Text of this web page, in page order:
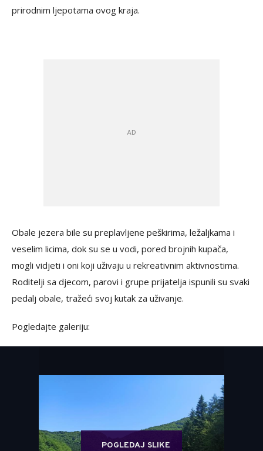
prirodnim ljepotama ovog kraja.
Obale jezera bile su preplavljene peškirima, ležaljkama i
veselim licima, dok su se u vodi, pored brojnih kupača,
mogli vidjeti i oni koji uživaju u rekreativnim aktivnostima.
Roditelji sa djecom, parovi i grupe prijatelja ispunili su svaki
pedalj obale, tražeći svoj kutak za uživanje.
Pogledajte galeriju:
POGLEDAJ SLIKE